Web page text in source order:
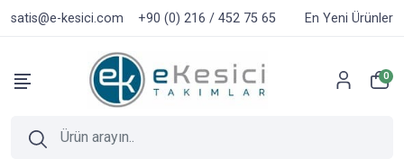
satis@e-kesici.com +90 (0) 216 / 452 75 65 En Yeni Ürünler
0